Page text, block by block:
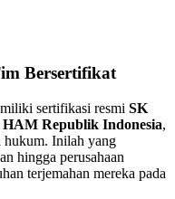
Bersertifikat
sertifikasi resmi SK
Republik Indonesia,
hukum. Inilah yang
hingga perusahaan
terjemahan mereka pada